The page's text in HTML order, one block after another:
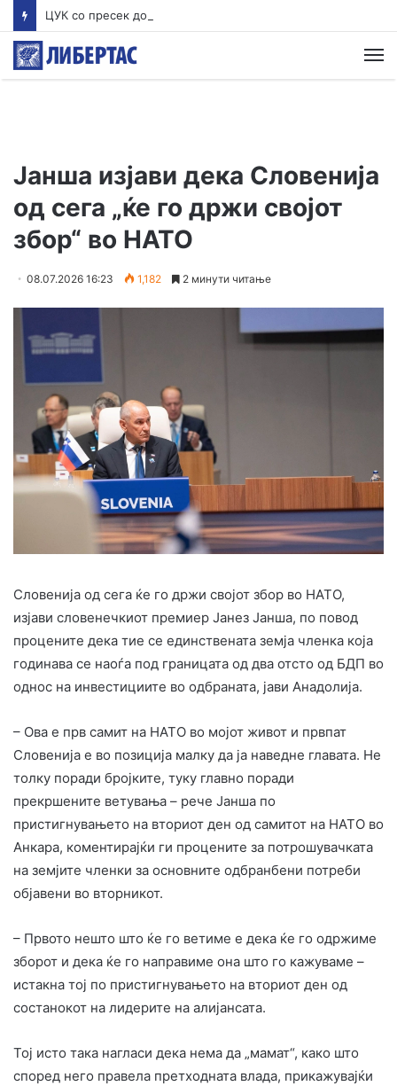
Јанша изјави дека Словенија
од сега „ќе го држи својот
збор“ во НАТО
08.07.2026 16:23 1,182 2 минути читање
Словенија од сега ќе го држи својот збор во НАТО,
изјави словенечкиот премиер Јанез Јанша, по повод
процените дека тие се единствената земја членка која
годинава се наоѓа под границата од два отсто од БДП во
однос на инвестициите во одбраната, јави Анадолија.
– Ова е прв самит на НАТО во мојот живот и првпат
Словенија е во позиција малку да ја наведне главата. Не
толку поради бројките, туку главно поради
прекршените ветувања – рече Јанша по
пристигнувањето на вториот ден од самитот на НАТО во
Анкара, коментирајќи ги процените за потрошувачката
на земјите членки за основните одбранбени потреби
објавени во вторникот.
– Првото нешто што ќе го ветиме е дека ќе го одржиме
зборот и дека ќе го направиме она што го кажуваме –
истакна тој по пристигнувањето на вториот ден од
состанокот на лидерите на алијансата.
Тој исто така нагласи дека нема да „мамат“, како што
според него правела претходната влада, прикажувајќи